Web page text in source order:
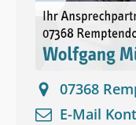
07368
E-Mail